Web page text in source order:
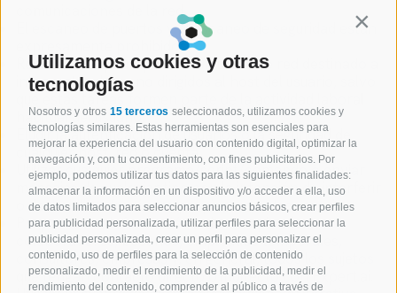
Utilizamos cookies y otras
tecnologías
Nosotros y otros 15 terceros seleccionados, utilizamos cookies y
tecnologías similares. Estas herramientas son esenciales para
mejorar la experiencia del usuario con contenido digital, optimizar la
navegación y, con tu consentimiento, con fines publicitarios. Por
ejemplo, podemos utilizar tus datos para las siguientes finalidades:
almacenar la información en un dispositivo y/o acceder a ella, uso
de datos limitados para seleccionar anuncios básicos, crear perfiles
para publicidad personalizada, utilizar perfiles para seleccionar la
publicidad personalizada, crear un perfil para personalizar el
contenido, uso de perfiles para la selección de contenido
personalizado, medir el rendimiento de la publicidad, medir el
rendimiento del contenido, comprender al público a través de
comunicaciones de la red.
El escaneo de puertos y el escaneo de seguridad están
expresamente prohibidos.
Realizar cualquier tipo de monitoreo de red destinado a
interceptar datos no dirigidos al host del usuario, salvo
que estas tareas formen parte de la actividad laboral
habitual del usuario.
Eludir la autenticación de usuarios o la seguridad de
cualquier host, red o cuenta.
Utilizar cualquier programa/script/comando o enviar
mensajes de cualquier tipo con la intención de interferir
o deshabilitar funciones propias o de otro usuario.
Proporcionar información sobre empleados,
colaboradores, becarios, empleados temporales,
consultores, empresas y, en general, todos los sujetos
que tengan contacto directo o indirecto con Expert.ai.